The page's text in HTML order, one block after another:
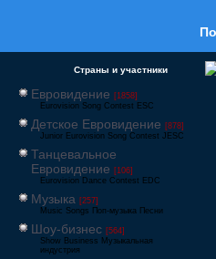
Страны и участники
Евровидение [1858]
Eurovision Song Contest ESC
Детское Евровидение [878]
Junior Eurovision Song Contest JESC
Танцевальное
Евровидение [106]
Eurovision Dance Contest EDC
Музыка [257]
Music Songs Поп-музыка Песни
Шоу-бизнес [564]
Show Business Музыкальная
индустрия